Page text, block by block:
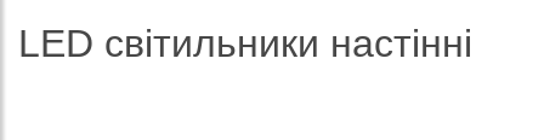
LED світильники настінні